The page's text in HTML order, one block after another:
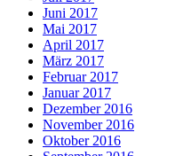
Juni 2017
Mai 2017
April 2017
März 2017
Februar 2017
Januar 2017
Dezember 2016
November 2016
Oktober 2016